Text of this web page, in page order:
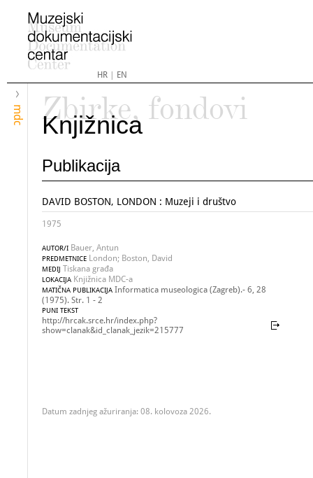
HR| EN
mdc
Zbirke, fondovi
Knjižnica
Publikacija
DAVID BOSTON, LONDON : Muzeji i društvo
1975
AUTOR/I Bauer, Antun
PREDMETNICE London; Boston, David
MEDIJ Tiskana građa
LOKACIJA Knjižnica MDC-a
MATIČNA PUBLIKACIJA Informatica museologica (Zagreb).- 6, 28
(1975). Str. 1 - 2
PUNI TEKST
http://hrcak.srce.hr/index.php?
show=clanak&id_clanak_jezik=215777
Datum zadnjeg ažuriranja: 08. kolovoza 2026.